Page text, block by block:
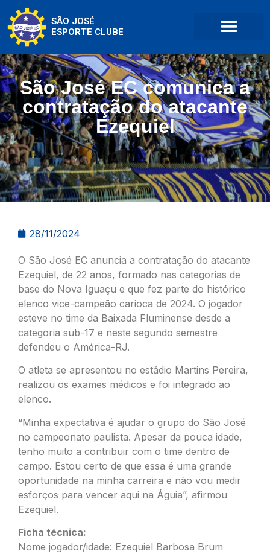
SÃO JOSÉ
ESPORTE CLUBE
São José EC comunica a
contratação do atacante
Ezequiel
28/11/2024
O São José EC anuncia a contratação do atacante
Ezequiel, de 22 anos, formado nas categorias de
base do Nova Iguaçu e que fez parte do histórico
elenco vice-campeão carioca de 2024. O jogador
esteve no time da Baixada Fluminense desde a
categoria sub-17 e neste segundo semestre
defendeu o América-RJ.
O atleta se apresentou no estádio Martins Pereira,
realizou os exames médicos e foi integrado ao
elenco.
“Minha expectativa é ajudar o grupo do São José
no campeonato paulista. Apesar da pouca idade,
tenho muito a contribuir com o time dentro de
campo. Estou certo de que essa é uma grande
oportunidade na minha carreira e não vou medir
esforços para vencer aqui na Águia”, afirmou
Ezequiel.
Ficha técnica:
Nome jogador/idade: Ezequiel Barbosa Brum